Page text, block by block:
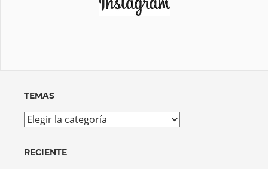
TEMAS
Temas
RECIENTE